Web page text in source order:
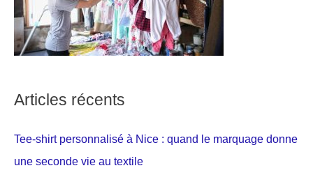
Articles récents
Tee-shirt personnalisé à Nice : quand le marquage donne
une seconde vie au textile